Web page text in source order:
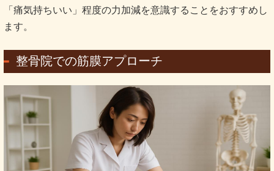
「痛気持ちいい」程度の力加減を意識することをおすすめし
ます。
整骨院での筋膜アプローチ